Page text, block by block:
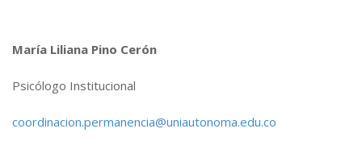
María Liliana Pino Cerón
Psicólogo Institucional
coordinacion.permanencia@uniautonoma.edu.co